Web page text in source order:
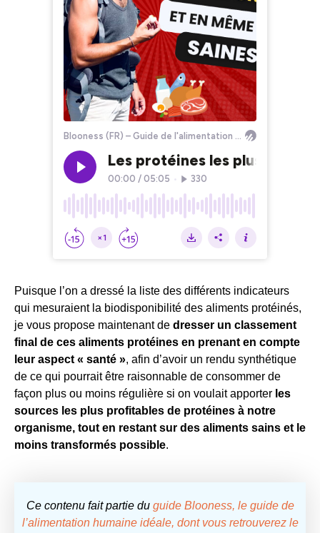
Puisque l’on a dressé la liste des différents indicateurs
qui mesuraient la biodisponibilité des aliments protéinés,
je vous propose maintenant de dresser un classement
final de ces aliments protéines en prenant en compte
leur aspect « santé », afin d’avoir un rendu synthétique
de ce qui pourrait être raisonnable de consommer de
façon plus ou moins régulière si on voulait apporter les
sources les plus profitables de protéines à notre
organisme, tout en restant sur des aliments sains et le
moins transformés possible.
Ce contenu fait partie du guide Blooness, le guide de
l’alimentation humaine idéale, dont vous retrouverez le